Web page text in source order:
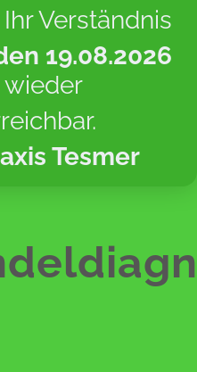
Verständnis
19.08.2026
wieder
Tesmer